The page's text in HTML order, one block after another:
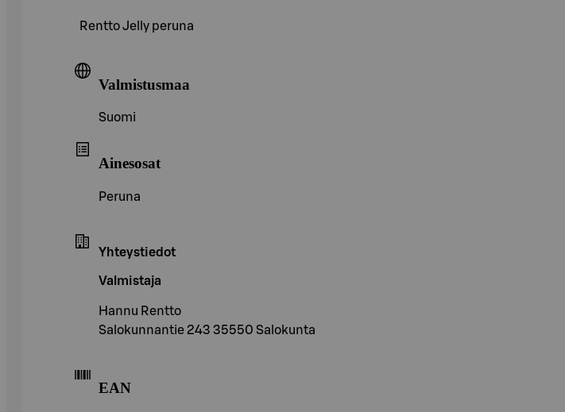
Rentto Jelly peruna
Valmistusmaa
Suomi
Ainesosat
Peruna
Yhteystiedot
Valmistaja
Hannu Rentto
Salokunnantie 243 35550 Salokunta
EAN